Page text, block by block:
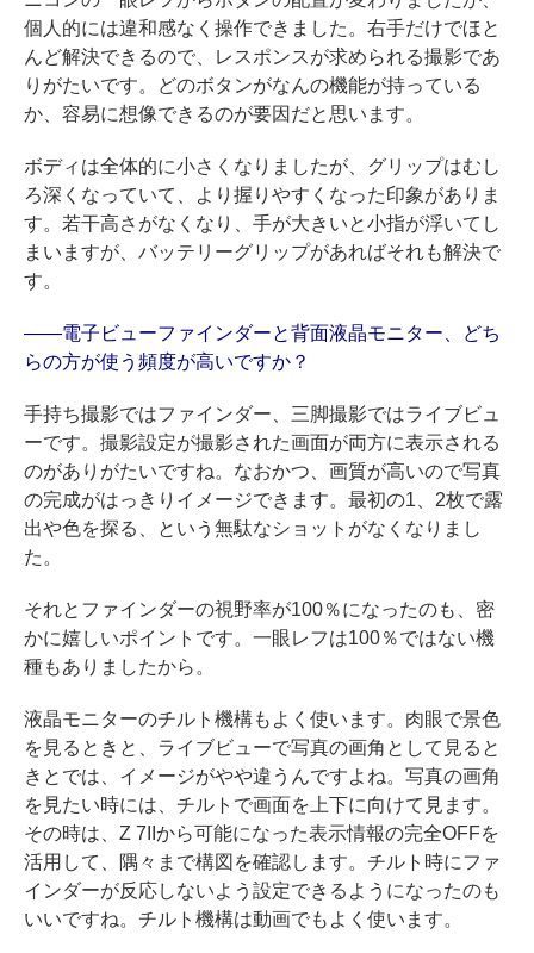
個人的には違和感なく操作できました。右手だけでほと
んど解決できるので、レスポンスが求められる撮影であ
りがたいです。どのボタンがなんの機能が持っている
か、容易に想像できるのが要因だと思います。
ボディは全体的に小さくなりましたが、グリップはむし
ろ深くなっていて、より握りやすくなった印象がありま
す。若干高さがなくなり、手が大きいと小指が浮いてし
まいますが、バッテリーグリップがあればそれも解決で
す。
——電子ビューファインダーと背面液晶モニター、どち
らの方が使う頻度が高いですか？
手持ち撮影ではファインダー、三脚撮影ではライブビュ
ーです。撮影設定が撮影された画面が両方に表示される
のがありがたいですね。なおかつ、画質が高いので写真
の完成がはっきりイメージできます。最初の1、2枚で露
出や色を探る、という無駄なショットがなくなりまし
た。
それとファインダーの視野率が100％になったのも、密
かに嬉しいポイントです。一眼レフは100％ではない機
種もありましたから。
液晶モニターのチルト機構もよく使います。肉眼で景色
を見るときと、ライブビューで写真の画角として見ると
きとでは、イメージがやや違うんですよね。写真の画角
を見たい時には、チルトで画面を上下に向けて見ます。
その時は、Z 7IIから可能になった表示情報の完全OFFを
活用して、隅々まで構図を確認します。チルト時にファ
インダーが反応しないよう設定できるようになったのも
いいですね。チルト機構は動画でもよく使います。